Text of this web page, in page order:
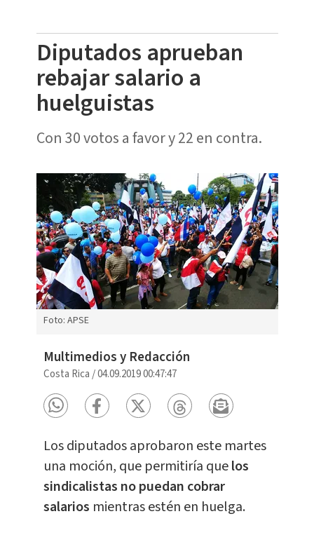
Diputados aprueban
rebajar salario a
huelguistas
Con 30 votos a favor y 22 en contra.
Foto: APSE
Multimedios y Redacción
Costa Rica /04.09.2019 00:47:47
Los diputados aprobaron este martes
una moción, que permitiría quelos
sindicalistas no puedan cobrar
salarios mientras estén en huelga.